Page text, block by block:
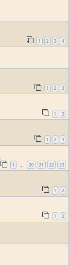
1 2 3 4
1 2 3
1 2
1 2 3
1 20 21 22 23
1 2
1 2